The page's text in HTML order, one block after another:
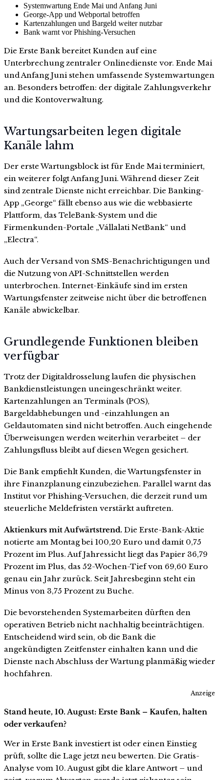
Systemwartung Ende Mai und Anfang Juni
George-App und Webportal betroffen
Kartenzahlungen und Bargeld weiter nutzbar
Bank warnt vor Phishing-Versuchen
Die Erste Bank bereitet Kunden auf eine
Unterbrechung zentraler Onlinedienste vor. Ende Mai
und Anfang Juni stehen umfassende Systemwartungen
an. Besonders betroffen: der digitale Zahlungsverkehr
und die Kontoverwaltung.
Wartungsarbeiten legen digitale
Kanäle lahm
Der erste Wartungsblock ist für Ende Mai terminiert,
ein weiterer folgt Anfang Juni. Während dieser Zeit
sind zentrale Dienste nicht erreichbar. Die Banking-
App „George“ fällt ebenso aus wie die webbasierte
Plattform, das TeleBank-System und die
Firmenkunden-Portale „Vállalati NetBank“ und
„Electra“.
Auch der Versand von SMS-Benachrichtigungen und
die Nutzung von API-Schnittstellen werden
unterbrochen. Internet-Einkäufe sind im ersten
Wartungsfenster zeitweise nicht über die betroffenen
Kanäle abwickelbar.
Grundlegende Funktionen bleiben
verfügbar
Trotz der Digitaldrosselung laufen die physischen
Bankdienstleistungen uneingeschränkt weiter.
Kartenzahlungen an Terminals (POS),
Bargeldabhebungen und -einzahlungen an
Geldautomaten sind nicht betroffen. Auch eingehende
Überweisungen werden weiterhin verarbeitet – der
Zahlungsfluss bleibt auf diesen Wegen gesichert.
Die Bank empfiehlt Kunden, die Wartungsfenster in
ihre Finanzplanung einzubeziehen. Parallel warnt das
Institut vor Phishing-Versuchen, die derzeit rund um
steuerliche Meldefristen verstärkt auftreten.
Aktienkurs mit Aufwärtstrend. Die Erste-Bank-Aktie
notierte am Montag bei 100,20 Euro und damit 0,75
Prozent im Plus. Auf Jahressicht liegt das Papier 36,79
Prozent im Plus, das 52-Wochen-Tief von 69,60 Euro
genau ein Jahr zurück. Seit Jahresbeginn steht ein
Minus von 3,75 Prozent zu Buche.
Die bevorstehenden Systemarbeiten dürften den
operativen Betrieb nicht nachhaltig beeinträchtigen.
Entscheidend wird sein, ob die Bank die
angekündigten Zeitfenster einhalten kann und die
Dienste nach Abschluss der Wartung planmäßig wieder
hochfahren.
Anzeige
Stand heute, 10. August: Erste Bank – Kaufen, halten
oder verkaufen?
Wer in Erste Bank investiert ist oder einen Einstieg
prüft, sollte die Lage jetzt neu bewerten. Die Gratis-
Analyse vom 10. August gibt die klare Antwort – und